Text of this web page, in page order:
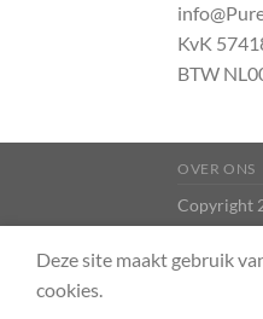
KvK
BTW
OVER ONS
Copyright
Deze site maakt gebruik
cookies.